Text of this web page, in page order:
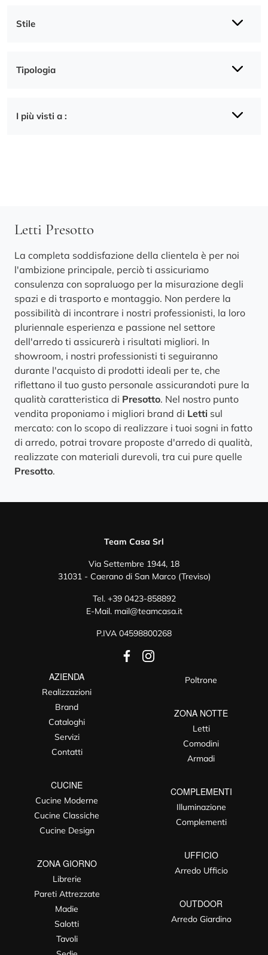
Stile
Tipologia
I più visti a :
Letti Presotto
La completa soddisfazione della clientela è per noi
l'ambizione principale, perciò ti assicuriamo
consulenza con sopraluogo per la misurazione degli
spazi e di trasporto e montaggio. Non perdere la
possibilità di incontrare i nostri professionisti, la loro
pluriennale esperienza e passione nel settore
dell'arredo ti assicurerà i risultati migliori. In
showroom, i nostri professionisti ti seguiranno
durante l'acquisto di prodotti ideali per te, che
riflettano il tuo gusto personale assicurandoti pure la
qualità caratteristica di Presotto. Nel nostro punto
vendita proponiamo i migliori brand di Letti sul
mercato: con lo scopo di realizzare i tuoi sogni in fatto
di arredo, potrai trovare proposte d'arredo di qualità,
realizzate con materiali durevoli, tra cui pure quelle
Presotto.
Team Casa Srl
Via Settembre 1944, 18
31031 - Caerano di San Marco (Treviso)
Tel. +39 0423-858892
E-Mail. mail@teamcasa.it
P.IVA 04598800268
AZIENDA
Realizzazioni
Brand
Cataloghi
Servizi
Contatti
CUCINE
Cucine Moderne
Cucine Classiche
Cucine Design
ZONA GIORNO
Librerie
Pareti Attrezzate
Madie
Salotti
Tavoli
Poltrone
ZONA NOTTE
Letti
Comodini
Armadi
COMPLEMENTI
Illuminazione
Complementi
UFFICIO
Arredo Ufficio
OUTDOOR
Arredo Giardino